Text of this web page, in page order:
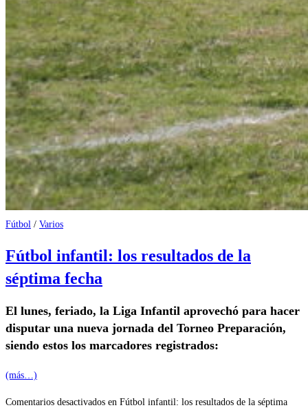
Fútbol / Varios
Fútbol infantil: los resultados de la
séptima fecha
El lunes, feriado, la Liga Infantil aprovechó para hacer
disputar una nueva jornada del Torneo Preparación,
siendo estos los marcadores registrados:
(más…)
Comentarios desactivados en Fútbol infantil: los resultados de la séptima